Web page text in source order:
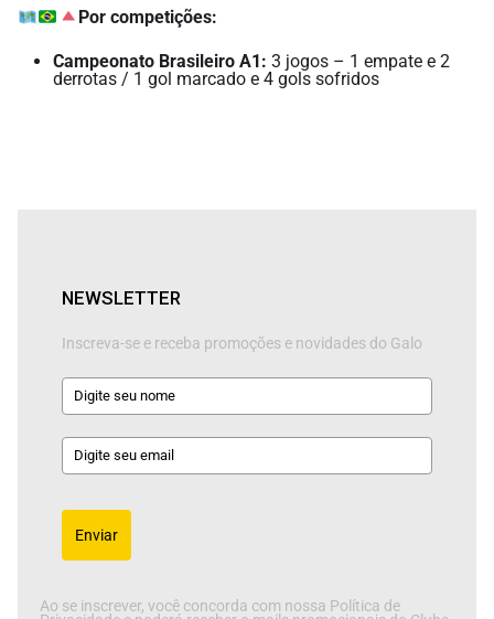
Por competições:
Campeonato Brasileiro A1: 3 jogos – 1 empate e 2
derrotas / 1 gol marcado e 4 gols sofridos
NEWSLETTER
Inscreva-se e receba promoções e novidades do Galo
Enviar
Ao se inscrever, você concorda com nossa Política de